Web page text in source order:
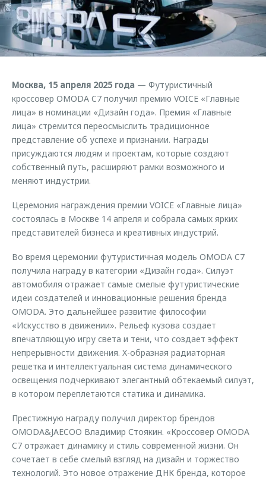
Страхование
Кредитный калькулятор
Аксессуары
Оригинальные аксессуары
Запчасти
Трейд-ин
Калькулятор трейд-ин
Клиентская поддержка
O&J Автоклуб
Клуб владельцев OMODA
Аксессуары
Одежда и сувениры
Оригинальные аксессуары
Запчасти
Обратная связь
Москва, 15 апреля 2025 года — Футуристичный
кроссовер OMODA C7 получил премию VOICE «Главные
лица» в номинации «Дизайн года». Премия «Главные
лица» стремится переосмыслить традиционное
представление об успехе и признании. Награды
присуждаются людям и проектам, которые создают
собственный путь, расширяют рамки возможного и
меняют индустрии.
Церемония награждения премии VOICE «Главные лица»
состоялась в Москве 14 апреля и собрала самых ярких
представителей бизнеса и креативных индустрий.
Во время церемонии футуристичная модель OMODA C7
получила награду в категории «Дизайн года». Силуэт
автомобиля отражает самые смелые футуристические
идеи создателей и инновационные решения бренда
OMODA. Это дальнейшее развитие философии
«Искусство в движении». Рельеф кузова создает
впечатляющую игру света и тени, что создает эффект
непрерывности движения. X-образная радиаторная
решетка и интеллектуальная система динамического
освещения подчеркивают элегантный обтекаемый силуэт,
в котором переплетаются статика и динамика.
Престижную награду получил директор брендов
OMODA&JAECOO Владимир Стоякин. «Кроссовер OMODA
C7 отражает динамику и стиль современной жизни. Он
сочетает в себе смелый взгляд на дизайн и торжество
технологий. Это новое отражение ДНК бренда, которое